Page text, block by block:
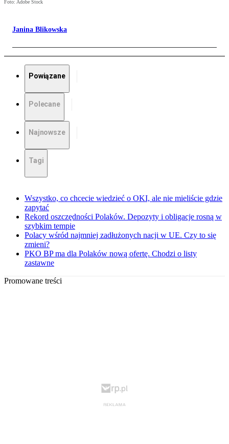
Foto: Adobe Stock
Janina Blikowska
Powiązane
Polecane
Najnowsze
Tagi
Wszystko, co chcecie wiedzieć o OKI, ale nie mieliście gdzie
zapytać
Rekord oszczędności Polaków. Depozyty i obligacje rosną w
szybkim tempie
Polacy wśród najmniej zadłużonych nacji w UE. Czy to się
zmieni?
PKO BP ma dla Polaków nową ofertę. Chodzi o listy
zastawne
Promowane treści